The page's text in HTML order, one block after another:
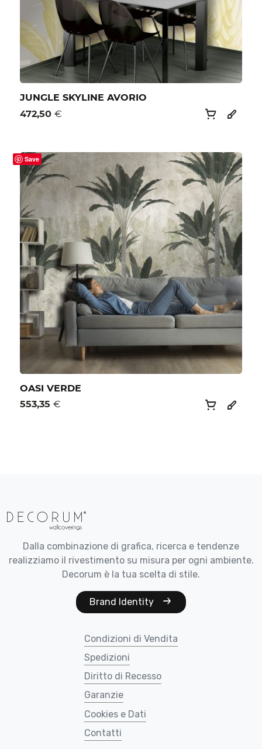
JUNGLE SKYLINE AVORIO
472,50€
Save
OASI VERDE
553,35€
Dalla combinazione di grafica, ricerca e tendenze
realizziamo il rivestimento su misura per ogni ambiente.
Decorum è la tua scelta di stile.
Brand Identity
Condizioni di Vendita
Spedizioni
Diritto di Recesso
Garanzie
Cookies e Dati
Contatti